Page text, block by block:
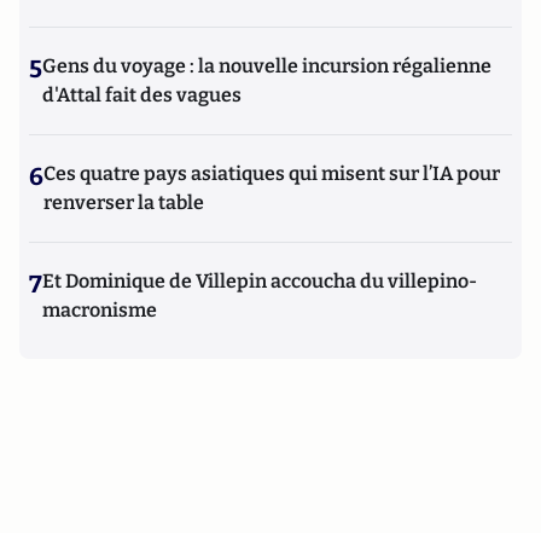
5Gens du voyage : la nouvelle incursion régalienne
d'Attal fait des vagues
6Ces quatre pays asiatiques qui misent sur l’IA pour
renverser la table
7Et Dominique de Villepin accoucha du villepino-
macronisme